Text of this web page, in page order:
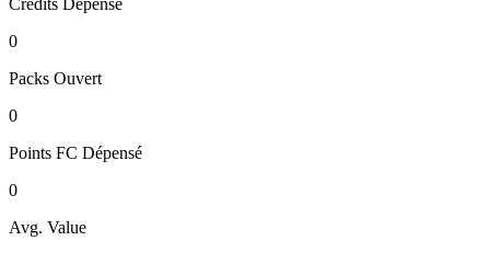
0
Packs Ouvert
0
Points FC Dépensé
0
Avg. Value